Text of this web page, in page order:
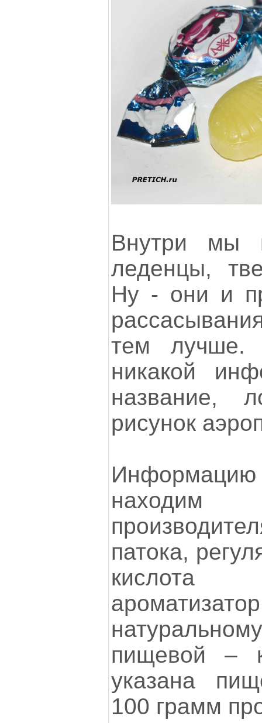
Внутри мы
леденцы,
Ну - они и
тем лучше.
никакой
название,
рисунок
патока,
пищевой –
указана
100 грамм